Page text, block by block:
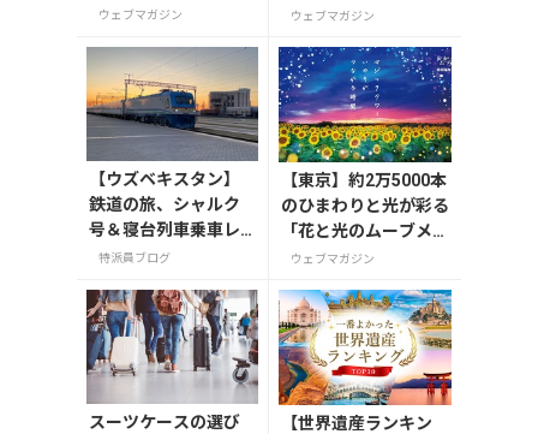
ーパーでも買えるグ
ウェブマガジン
2026」が8月7日から
ウェブマガジン
【ウズベキスタン】
鉄道の旅、シャルク
号＆寝台列車乗車レ
ポート
特派員ブログ
【東京】約2万5000本
のひまわりと光が彩る
「花と光のムーブメン
ト」が葛西臨海公園で
ウェブマガジン
スーツケースの選び
【世界遺産ランキン